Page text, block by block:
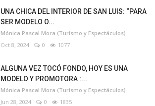
UNA CHICA DEL INTERIOR DE SAN LUIS: “PARA
SER MODELO O...
Mónica Pascal Mora (Turismo y Espectáculos)
Oct 8, 2024
0 1077
ALGUNA VEZ TOCÓ FONDO, HOY ES UNA
MODELO Y PROMOTORA :...
Mónica Pascal Mora (Turismo y Espectáculos)
Jun 28, 2024
0 1835